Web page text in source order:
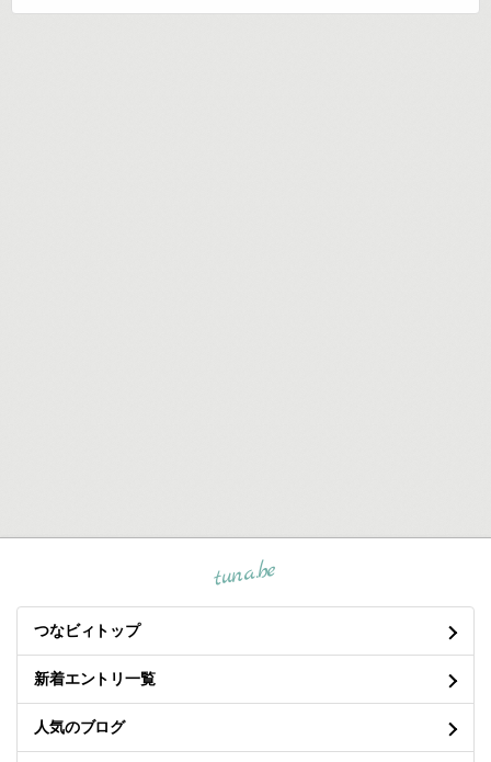
tuna.be
つなビィトップ
新着エントリ一覧
人気のブログ